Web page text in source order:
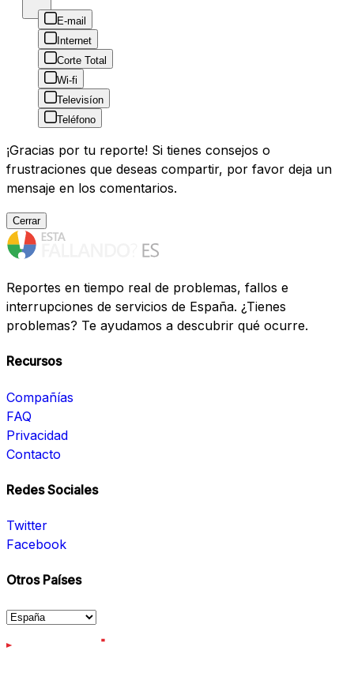
E-mail
Internet
Corte Total
Wi-fi
Televisíon
Teléfono
¡Gracias por tu reporte! Si tienes consejos o
frustraciones que deseas compartir, por favor deja un
mensaje en los comentarios.
Cerrar
Reportes en tiempo real de problemas, fallos e
interrupciones de servicios de España. ¿Tienes
problemas? Te ayudamos a descubrir qué ocurre.
Recursos
Compañías
FAQ
Privacidad
Contacto
Redes Sociales
Twitter
Facebook
Otros Países